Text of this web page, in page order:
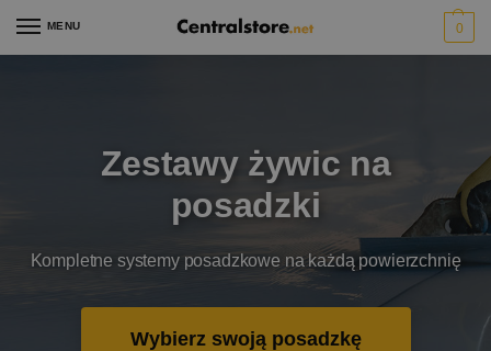
MENU 0
Zestawy żywic na
posadzki
Kompletne systemy posadzkowe na każdą powierzchnię
Wybierz swoją posadzkę